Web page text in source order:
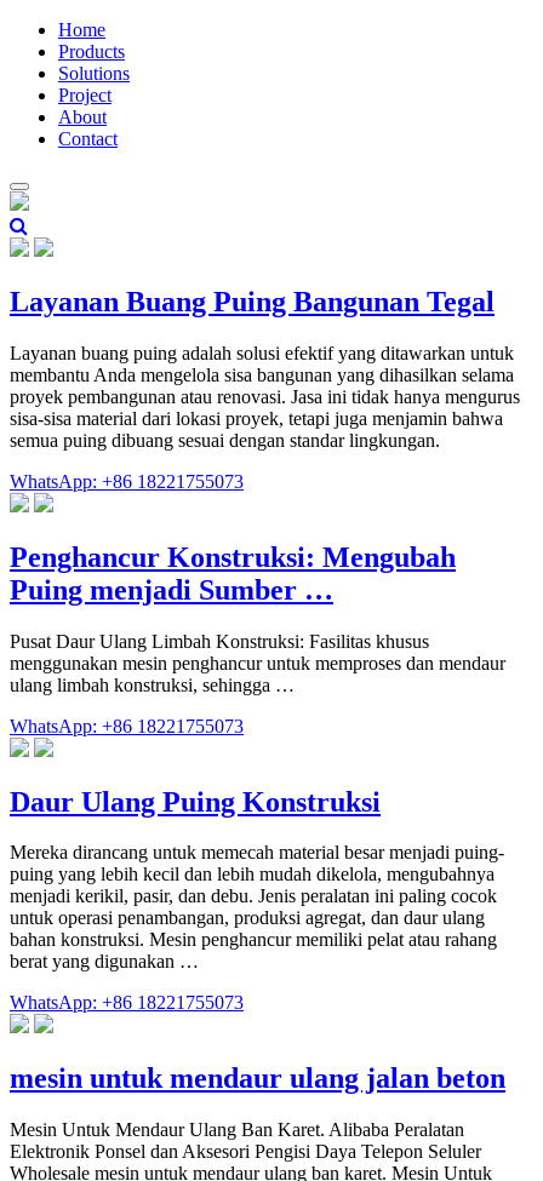
Home
Products
Solutions
Project
About
Contact
Layanan Buang Puing Bangunan Tegal
Layanan buang puing adalah solusi efektif yang ditawarkan untuk
membantu Anda mengelola sisa bangunan yang dihasilkan selama
proyek pembangunan atau renovasi. Jasa ini tidak hanya mengurus
sisa-sisa material dari lokasi proyek, tetapi juga menjamin bahwa
semua puing dibuang sesuai dengan standar lingkungan.
WhatsApp: +86 18221755073
Penghancur Konstruksi: Mengubah
Puing menjadi Sumber …
Pusat Daur Ulang Limbah Konstruksi: Fasilitas khusus
menggunakan mesin penghancur untuk memproses dan mendaur
ulang limbah konstruksi, sehingga …
WhatsApp: +86 18221755073
Daur Ulang Puing Konstruksi
Mereka dirancang untuk memecah material besar menjadi puing-
puing yang lebih kecil dan lebih mudah dikelola, mengubahnya
menjadi kerikil, pasir, dan debu. Jenis peralatan ini paling cocok
untuk operasi penambangan, produksi agregat, dan daur ulang
bahan konstruksi. Mesin penghancur memiliki pelat atau rahang
berat yang digunakan …
WhatsApp: +86 18221755073
mesin untuk mendaur ulang jalan beton
Mesin Untuk Mendaur Ulang Ban Karet. Alibaba Peralatan
Elektronik Ponsel dan Aksesori Pengisi Daya Telepon Seluler
Wholesale mesin untuk mendaur ulang ban karet. Mesin Untuk